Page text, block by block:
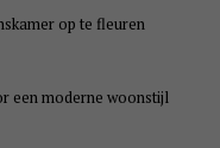
op te fleuren
een moderne woonstijl